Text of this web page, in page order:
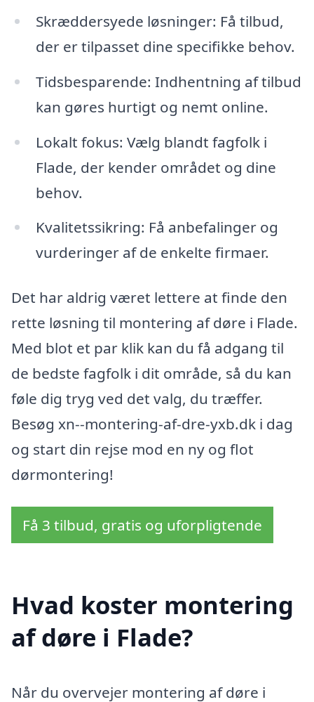
Skræddersyede løsninger: Få tilbud,
der er tilpasset dine specifikke behov.
Tidsbesparende: Indhentning af tilbud
kan gøres hurtigt og nemt online.
Lokalt fokus: Vælg blandt fagfolk i
Flade, der kender området og dine
behov.
Kvalitetssikring: Få anbefalinger og
vurderinger af de enkelte firmaer.
Det har aldrig været lettere at finde den
rette løsning til montering af døre i Flade.
Med blot et par klik kan du få adgang til
de bedste fagfolk i dit område, så du kan
føle dig tryg ved det valg, du træffer.
Besøg xn--montering-af-dre-yxb.dk i dag
og start din rejse mod en ny og flot
dørmontering!
Få 3 tilbud, gratis og uforpligtende
Hvad koster montering
af døre i Flade?
Når du overvejer montering af døre i